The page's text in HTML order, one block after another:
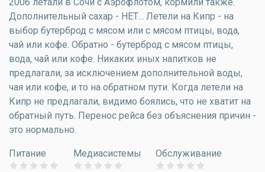
Дополнительный сахар - НЕТ... Летели на Кипр - на
выбор бутерброд с мясом или с мясом птицы, вода,
чай или кофе. Обратно - бутерброд с мясом птицы,
вода, чай или кофе. Никаких иных напитков не
предлагали, за исключением дополнительной воды,
чая или кофе, и то на обратном пути. Когда летели на
Кипр не предлагали, видимо боялись, что не хватит на
обратный путь. Перенос рейса без объяснения причин -
это нормально.
Питание Медиасистемы Обслуживание